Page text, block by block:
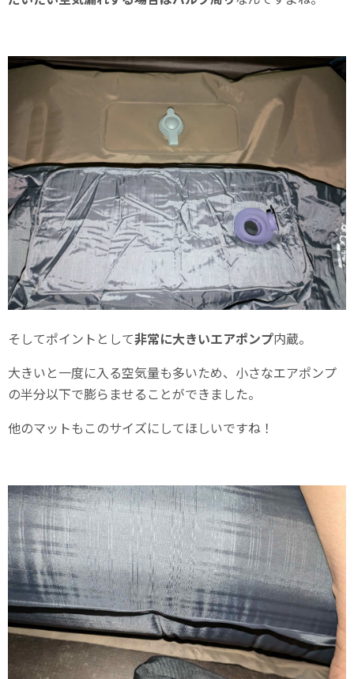
そしてポイントとして非常に大きいエアポンプ内蔵。
大きいと一度に入る空気量も多いため、小さなエアポンプ
の半分以下で膨らませることができました。
他のマットもこのサイズにしてほしいですね！